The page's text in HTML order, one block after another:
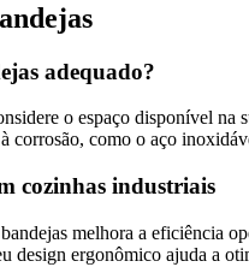
adequado?
o espaço disponível na
corrosão, como o aço
cozinhas industriais
melhora a eficiência
design ergonômico ajuda a